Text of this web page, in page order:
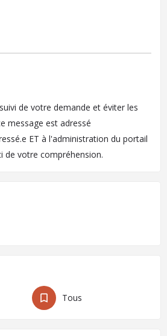
de votre demande et éviter les
message est adressé
ET à l'administration du portail
de votre compréhension.
Tous